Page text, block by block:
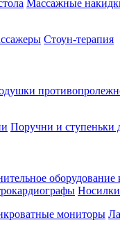
Массажные
Стоун-терапия
Поручни и ступеньки
Носилки
мониторы